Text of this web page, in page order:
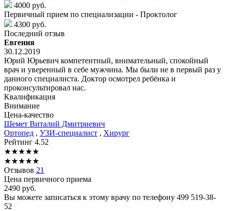
4000 руб.
Первичный прием по специализации - Проктолог
4300 руб.
Последний отзыв
Евгения
30.12.2019
Юрий Юрьевич компетентный, внимательный, спокойный
врач и уверенный в себе мужчина. Мы были не в первый раз у
данного специалиста. Доктор осмотрел ребёнка и
проконсультировал нас.
Квалификация
Внимание
Цена-качество
Шемет Виталий Дмитриевич
Ортопед , УЗИ-специалист , Хирург
Рейтинг 4.52
★★★★★
★★★★★
Отзывов 21
Цена первичного приема
2490 руб.
Вы можете записаться к этому врачу по телефону 499 519-38-
52